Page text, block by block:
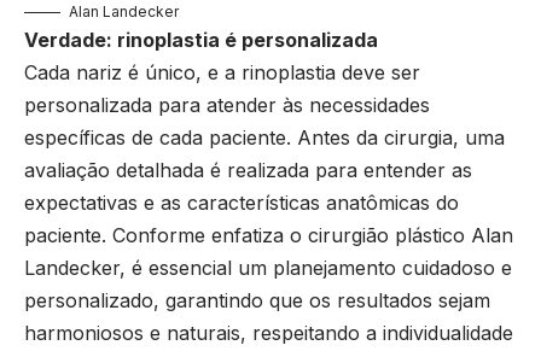
Alan Landecker
Verdade: rinoplastia é personalizada
Cada nariz é único, e a rinoplastia deve ser
personalizada para atender às necessidades
específicas de cada paciente. Antes da cirurgia, uma
avaliação detalhada é realizada para entender as
expectativas e as características anatômicas do
paciente. Conforme enfatiza o cirurgião plástico Alan
Landecker, é essencial um planejamento cuidadoso e
personalizado, garantindo que os resultados sejam
harmoniosos e naturais, respeitando a individualidade